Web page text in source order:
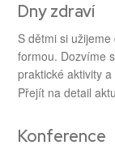
Dny zdraví
S dětmi si
formou. Dozvíme
praktické aktivity
Přejít na detail
Konference